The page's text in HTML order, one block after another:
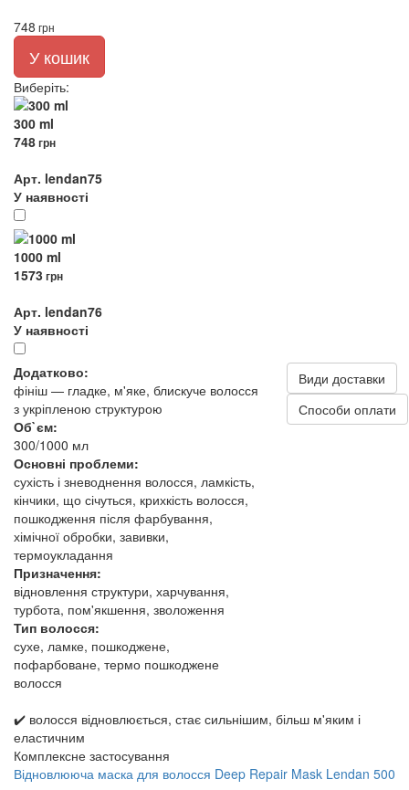
748 грн
У кошик
Виберіть:
300 ml
748грн
Арт. lendan75
У наявності
1000 ml
1573грн
Арт. lendan76
У наявності
Додатково:
фініш — гладке, м'яке, блискуче волосся
з укріпленою структурою
Об`єм:
300/1000 мл
Основні проблеми:
сухість і зневоднення волосся, ламкість,
кінчики, що січуться, крихкість волосся,
пошкодження після фарбування,
хімічної обробки, завивки,
термоукладання
Призначення:
відновлення структури, харчування,
турбота, пом'якшення, зволоження
Тип волосся:
сухе, ламке, пошкоджене,
пофарбоване, термо пошкоджене
волосся
Види доставки
Способи оплати
✔️ волосся відновлюється, стає сильнішим, більш м'яким і
еластичним
Комплексне застосування
Відновлююча маска для волосся Deep Repair Mask Lendan 500